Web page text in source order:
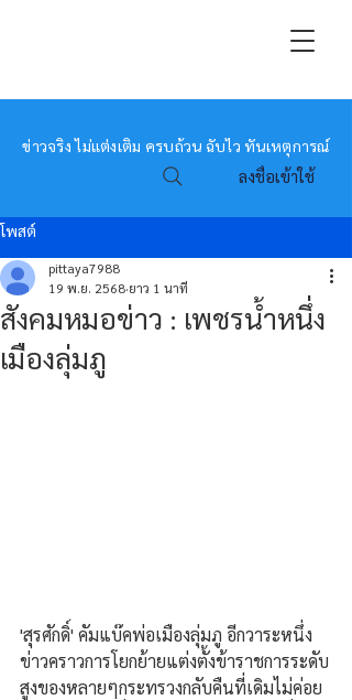
หมอข่าว
ข่าวจริง ไม่แต่งเติม ครบถ้วน ฉับไว ทันเหตุการณ์
ลงชื่อเข้าใช้
โพสต์
สังคมหมอข่าว : เพชรน้ำหนึ่ง
เมืองลุ่มภู
pittaya7988
19 พ.ย. 2568 ยาว 1 นาที
'สุรศักดิ์' คัมแบ๊คพ่อเมืองลุ่มภู อีกวาระหนึ่ง
ข่าวคราวการโยกย้ายแต่งตั้งข้าราชการระดับ
สูงของหลายๆกระทรวงกลับคืนที่เดิมไม่ค่อย